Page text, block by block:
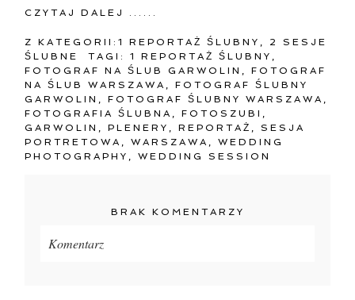
CZYTAJ DALEJ ......
Z KATEGORII:1 REPORTAŻ ŚLUBNY
2 SESJE
ŚLUBNE
TAGI:1 REPORTAŻ ŚLUBNY
FOTOGRAF NA ŚLUB GARWOLIN
,FOTOGRAF
NA ŚLUB WARSZAWA
,FOTOGRAF ŚLUBNY
GARWOLIN
,FOTOGRAF ŚLUBNY WARSZAWA
FOTOGRAFIA ŚLUBNA
,FOTOSZUBI
GARWOLIN
,PLENERY ,REPORTAŻ
SESJA
PORTRETOWA
,WARSZAWA ,WEDDING
PHOTOGRAPHY
,WEDDING SESSION
BRAK KOMENTARZY
Komentarz